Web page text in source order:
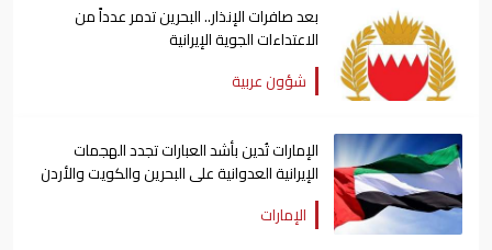
بعد صافرات الإنذار.. البحرين تدمر عدداً من
الاعتداءات الجوية الإيرانية
شؤون عربية
الإمارات تُدين بأشد العبارات تجدد الهجمات
الإيرانية العدوانية على البحرين والكويت والأردن
الإمارات